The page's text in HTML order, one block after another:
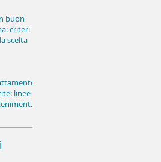
buon
criteri
scelta
linee